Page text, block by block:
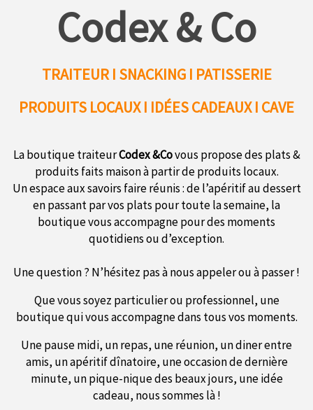
Codex & Co
TRAITEUR I SNACKING I PATISSERIE
PRODUITS LOCAUXI IDÉES CADEAUX I CAVE
La boutique traiteurCodex &Covous propose des plats &
produits faits maison à partir de produits locaux.
Un espace aux savoirs faire réunis : de l’apéritif au dessert
en passant par vos plats pour toute la semaine, la
boutique vous accompagne pour des moments
quotidiens ou d’exception.
Une question ? N’hésitez pas à nous appeler ou à passer !
Que vous soyez particulier ou professionnel, une
boutique qui vous accompagne dans tous vos moments.
Une pause midi, un repas, une réunion, un diner entre
amis, un apéritif dînatoire, une occasion de dernière
minute, un pique-nique des beaux jours, une idée
cadeau, nous sommes là !